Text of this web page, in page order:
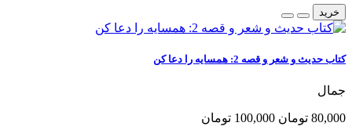
خرید
کتاب حدیث و شعر و قصه 2: همسایه را دعا کن
جمال
80,000 تومان 100,000 تومان